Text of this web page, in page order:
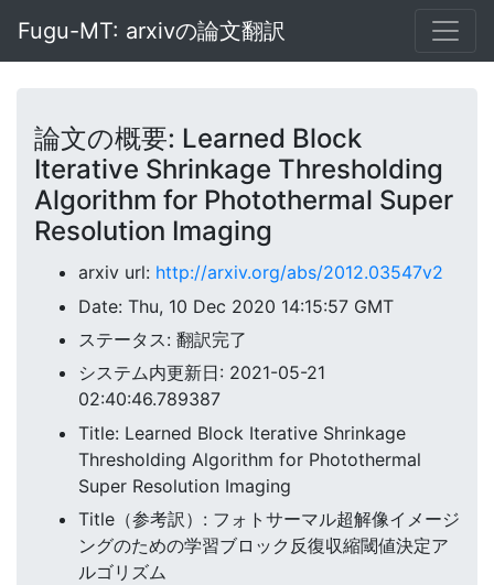
Fugu-MT: arxivの論文翻訳
論文の概要: Learned Block
Iterative Shrinkage Thresholding
Algorithm for Photothermal Super
Resolution Imaging
arxiv url: http://arxiv.org/abs/2012.03547v2
Date: Thu, 10 Dec 2020 14:15:57 GMT
ステータス: 翻訳完了
システム内更新日: 2021-05-21
02:40:46.789387
Title: Learned Block Iterative Shrinkage
Thresholding Algorithm for Photothermal
Super Resolution Imaging
Title（参考訳）: フォトサーマル超解像イメージ
ングのための学習ブロック反復収縮閾値決定ア
ルゴリズム